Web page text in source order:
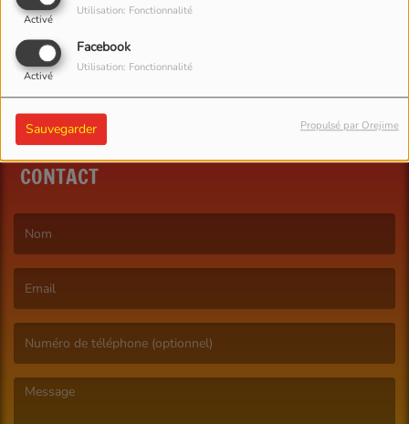
Activé
Utilisation: Fonctionnalité
Facebook
Activé
Utilisation: Fonctionnalité
Sauvegarder Propulsé par Orejime
SE CONNECTER
CONTACT